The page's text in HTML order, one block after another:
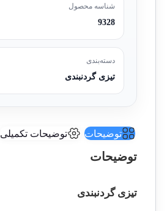
شناسه محصول
9328
دسته‌بندی
تیزی گردنبندی
توضیحات توضیحات تکمیلی
توضیحات
تیزی گردنبندی